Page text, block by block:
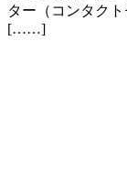
ター（コンタク
[……]